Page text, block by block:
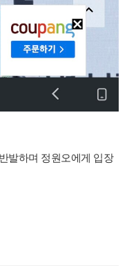
발하며 정원오에게 입장